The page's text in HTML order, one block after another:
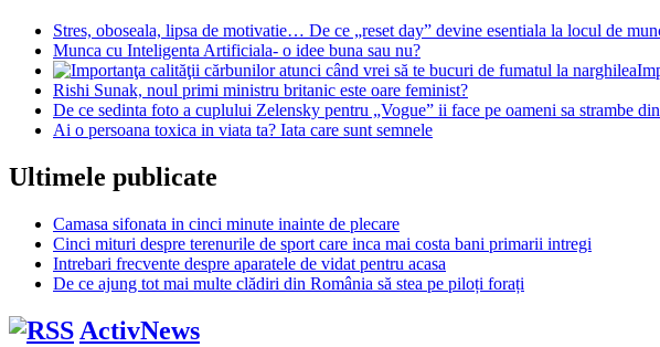
Stres, oboseala, lipsa de motivatie… De ce „reset day” devine esentiala la locul de
Munca cu Inteligenta Artificiala- o idee buna sau nu?
Rishi Sunak, noul primi ministru britanic este oare feminist?
De ce sedinta foto a cuplului Zelensky pentru „Vogue” ii face pe oameni sa strambe
Ai o persoana toxica in viata ta? Iata care sunt semnele
Ultimele publicate
Camasa sifonata in cinci minute inainte de plecare
Cinci mituri despre terenurile de sport care inca mai costa bani primarii intregi
Intrebari frecvente despre aparatele de vidat pentru acasa
De ce ajung tot mai multe clădiri din România să stea pe piloți forați
ActivNews